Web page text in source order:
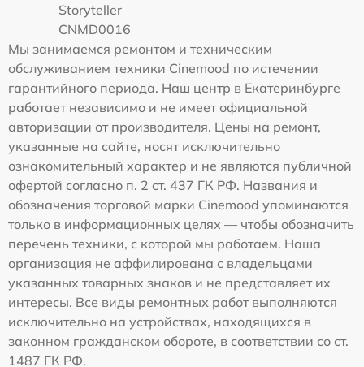
Storyteller
CNMD0016
Мы занимаемся ремонтом и техническим
обслуживанием техники Cinemood по истечении
гарантийного периода. Наш центр в Екатеринбурге
работает независимо и не имеет официальной
авторизации от производителя. Цены на ремонт,
указанные на сайте, носят исключительно
ознакомительный характер и не являются публичной
офертой согласно п. 2 ст. 437 ГК РФ. Названия и
обозначения торговой марки Cinemood упоминаются
только в информационных целях — чтобы обозначить
перечень техники, с которой мы работаем. Наша
организация не аффилирована с владельцами
указанных товарных знаков и не представляет их
интересы. Все виды ремонтных работ выполняются
исключительно на устройствах, находящихся в
законном гражданском обороте, в соответствии со ст.
1487 ГК РФ.